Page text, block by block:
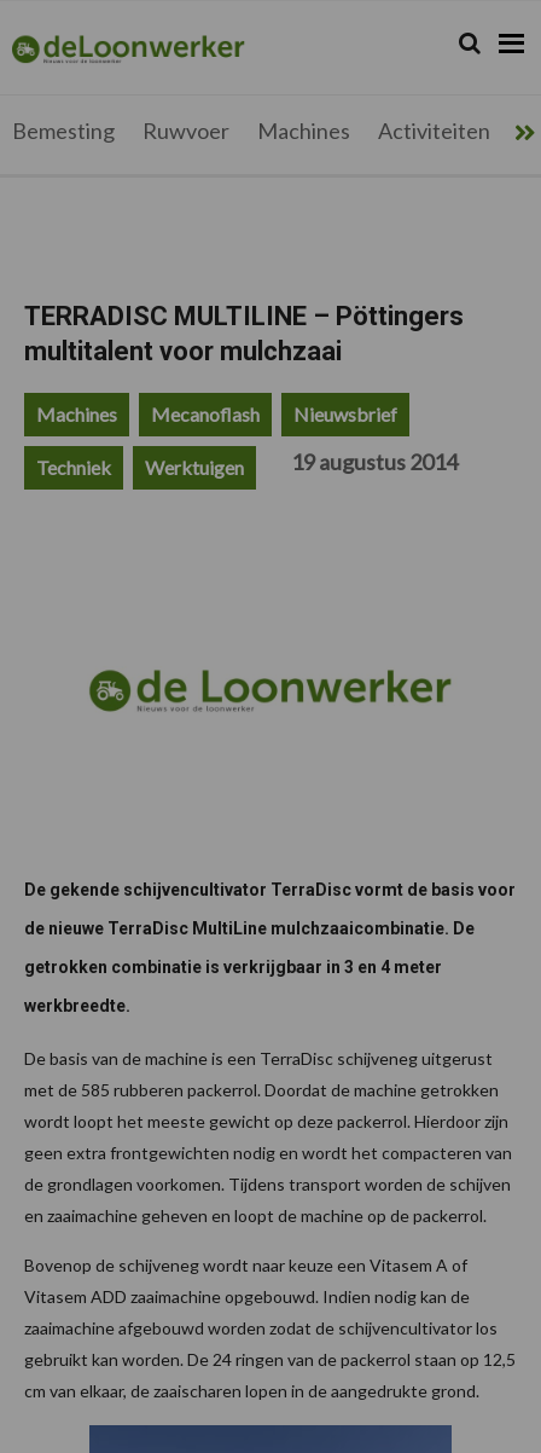
de
hoofdnavigatie
de
hoofd
de
eerste
de
voettekst
deloonwerker.be Zoeken...
Zoek
Bemesting Ruwvoer Machines Activiteiten
TERRADISC MULTILINE – Pöttingers
multitalent voor mulchzaai
Machines Mecanoflash Nieuwsbrief
Techniek Werktuigen 19 augustus 2014
De gekende schijvencultivator TerraDisc vormt de basis voor
de nieuwe TerraDisc MultiLine mulchzaaicombinatie. De
getrokken combinatie is verkrijgbaar in 3 en 4 meter
werkbreedte.
De basis van de machine is een TerraDisc schijveneg uitgerust
met de 585 rubberen packerrol. Doordat de machine getrokken
wordt loopt het meeste gewicht op deze packerrol. Hierdoor zijn
geen extra frontgewichten nodig en wordt het compacteren van
de grondlagen voorkomen. Tijdens transport worden de schijven
en zaaimachine geheven en loopt de machine op de packerrol.
Bovenop de schijveneg wordt naar keuze een Vitasem A of
Vitasem ADD zaaimachine opgebouwd. Indien nodig kan de
zaaimachine afgebouwd worden zodat de schijvencultivator los
gebruikt kan worden. De 24 ringen van de packerrol staan op 12,5
cm van elkaar, de zaaischaren lopen in de aangedrukte grond.